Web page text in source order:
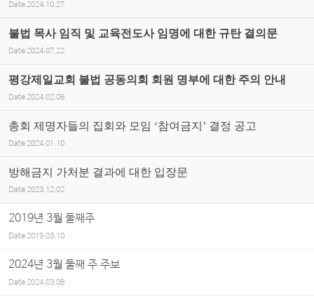
Date 2024.10.27
불법 목사 임직 및 교육전도사 임명에 대한 규탄 결의문
Date 2024.07.22
평강제일교회 불법 공동의회 회원 명부에 대한 주의 안내
Date 2024.02.06
총회 제명자들의 집회와 모임 ‘참여금지’ 결정 공고
Date 2024.01.10
방해금지 가처분 결과에 대한 입장문
Date 2023.12.02
2019년 3월 둘째주
Date2019.03.10
2024년 3월 둘째 주 주보
Date2024.03.08